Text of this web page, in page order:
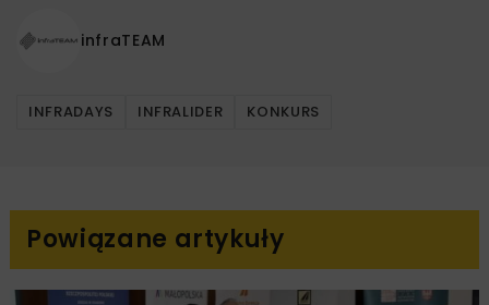
infraTEAM
INFRADAYS INFRALIDER KONKURS
Powiązane artykuły